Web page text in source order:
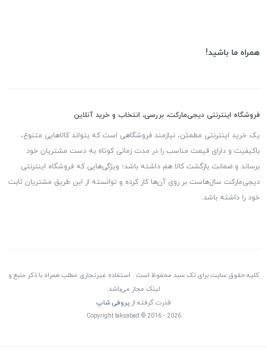
همراه ما باشید!
فروشگاه اینترنتی دیجی‌مارکت، بررسی، انتخاب و خرید آنلاین
یک خرید اینترنتی مطمئن، نیازمند فروشگاهی است که بتواند کالاهایی متنوع،
باکیفیت و دارای قیمت مناسب را در مدت زمانی کوتاه به دست مشتریان خود
برساند و ضمانت بازگشت کالا هم داشته باشد؛ ویژگی‌هایی که فروشگاه اینترنتی
دیجی‌مارکت سال‌هاست بر روی آن‌ها کار کرده و توانسته از این طریق مشتریان ثابت
خود را داشته باشد.
کلیه حقوق سایت برای تک سبد محفوظ است . استفاده غیرتجاری مطلب همراه با ذکر منبع و
لینک مجاز می‌باشد.
قدرت گرفته ازپروفی شاپ
Copyright taksabad © 2016 - 2026